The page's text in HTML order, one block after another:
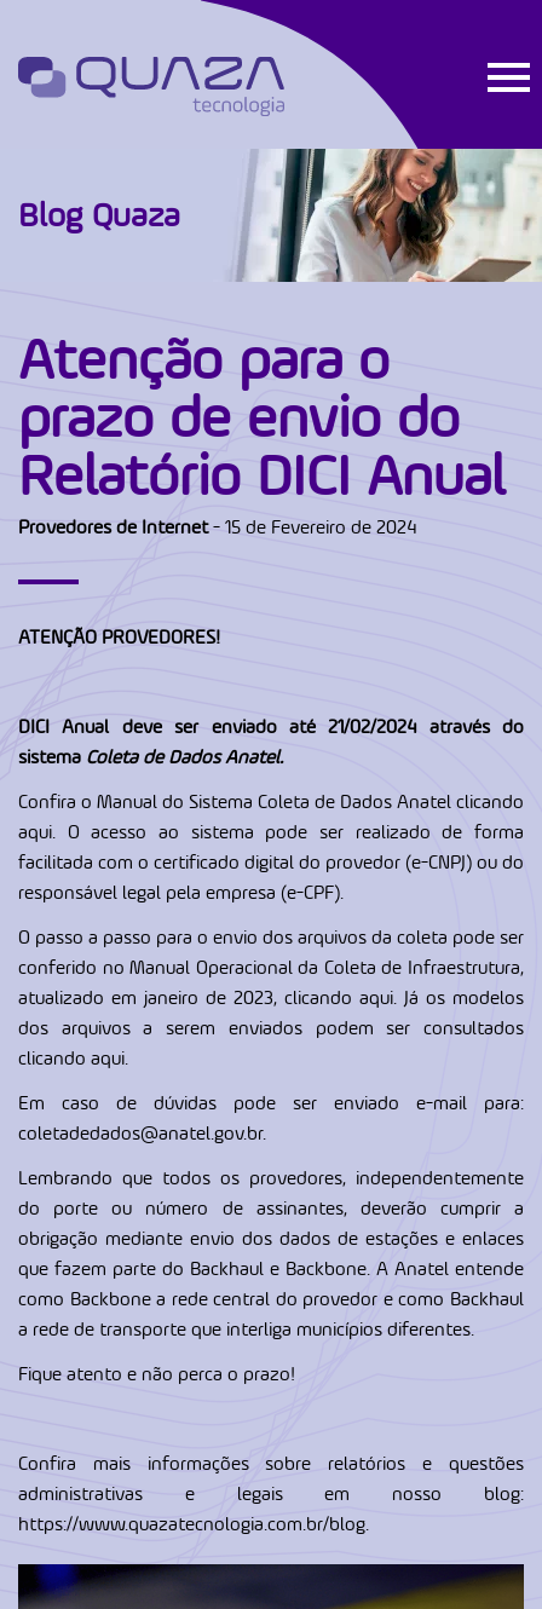
Blog Quaza
Atenção para o
prazo de envio do
Relatório DICI Anual
Provedores de Internet- 15 de Fevereiro de 2024
ATENÇÃO PROVEDORES!
DICI Anual deve ser enviado até 21/02/2024 através do
sistema Coleta de Dados Anatel.
Confira o Manual do Sistema Coleta de Dados Anatel clicando
aqui. O acesso ao sistema pode ser realizado de forma
facilitada com o certificado digital do provedor (e-CNPJ) ou do
responsável legal pela empresa (e-CPF).
O passo a passo para o envio dos arquivos da coleta pode ser
conferido no Manual Operacional da Coleta de Infraestrutura,
atualizado em janeiro de 2023, clicando aqui. Já os modelos
dos arquivos a serem enviados podem ser consultados
clicando aqui.
Em caso de dúvidas pode ser enviado e-mail para:
coletadedados@anatel.gov.br.
Lembrando que todos os provedores, independentemente
do porte ou número de assinantes, deverão cumprir a
obrigação mediante envio dos dados de estações e enlaces
que fazem parte do Backhaul e Backbone. A Anatel entende
como Backbone a rede central do provedor e como Backhaul
a rede de transporte que interliga municípios diferentes.
Fique atento e não perca o prazo!
Confira mais informações sobre relatórios e questões
administrativas e legais em nosso blog:
https://www.quazatecnologia.com.br/blog.